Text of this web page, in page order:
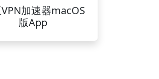
加速器macOS
版App